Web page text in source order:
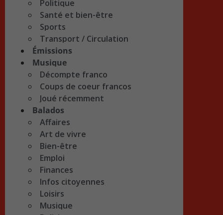
Politique
Santé et bien-être
Sports
Transport / Circulation
Émissions
Musique
Décompte franco
Coups de coeur francos
Joué récemment
Balados
Affaires
Art de vivre
Bien-être
Emploi
Finances
Infos citoyennes
Loisirs
Musique